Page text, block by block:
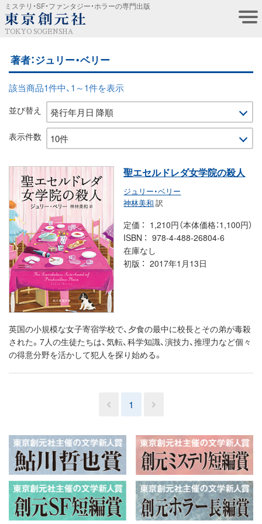
ミステリ・SF・ファンタジー・ホラーの専門出版
TOKYO SOGENSHA
著者：ジュリー・ベリー
該当商品1件中、1～1件を表示
並び替え
表示件数
聖エセルドレダ女学院の殺人
ジュリー・ベリー
神林美和 訳
定価
1,210円（本体価格：1,100円）
ISBN
978-4-488-26804-6
在庫なし
初版
2017年1月13日
英国の小規模な女子寄宿学校で、夕食の最中に校長とその弟が毒殺
された。7人の生徒たちは、気転、科学知識、演技力、推理力など個々
の得意分野を活かして犯人を探り始める。
1